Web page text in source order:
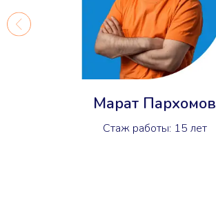
Марат Пархомов
Стаж работы: 15 лет